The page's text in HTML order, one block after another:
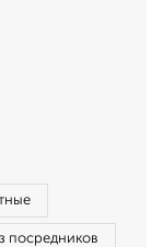
посредников